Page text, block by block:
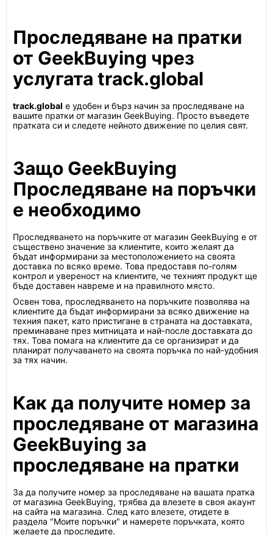
Проследяване на пратки
от GeekBuying чрез
услугата track.global
track.global е удобен и бърз начин за проследяване на
вашите пратки от магазин GeekBuying. Просто въведете
пратката си и следете нейното движение по целия свят.
Защо GeekBuying
Проследяване на поръчки
е необходимо
Проследяването на поръчките от магазин GeekBuying е от
съществено значение за клиентите, които желаят да
бъдат информирани за местоположението на своята
доставка по всяко време. Това предоставя по-голям
контрол и увереност на клиентите, че техният продукт ще
бъде доставен навреме и на правилното място.
Освен това, проследяването на поръчките позволява на
клиентите да бъдат информирани за всяко движение на
техния пакет, като пристигане в страната на доставката,
преминаване през митницата и най-после доставката до
тях. Това помага на клиентите да се организират и да
планират получаването на своята поръчка по най-удобния
за тях начин.
Как да получите номер за
проследяване от магазина
GeekBuying за
проследяване на пратки
За да получите номер за проследяване на вашата пратка
от магазина GeekBuying, трябва да влезете в своя акаунт
на сайта на магазина. След като влезете, отидете в
раздела "Моите поръчки" и намерете поръчката, която
желаете да проследите.